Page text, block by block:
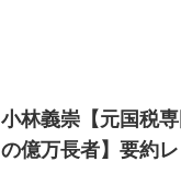
小林義崇【元国税
の億万長者】要約